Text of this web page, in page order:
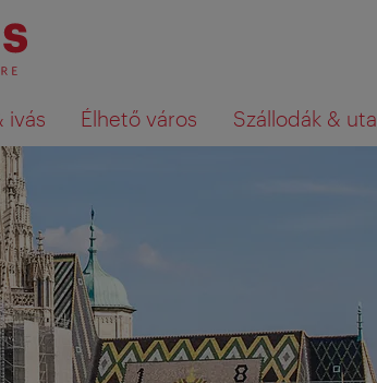
ivás Élhető város Szállodák &
megjelenítése a térképen